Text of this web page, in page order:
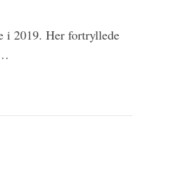
i 2019. Her fortryllede